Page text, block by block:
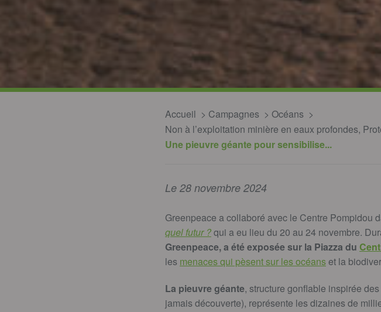
Accueil Campagnes
Océans
Non à l’exploitation minière en eaux profondes,
Une pieuvre géante pour sensibilise...
Le 28 novembre 2024
Greenpeace a collaboré avec le Centre Pompidou
quel futur ?qui a eu lieu du 20 au 24 novembre.
Greenpeace, a été exposée sur la Piazza du
les menaces qui pèsent sur les océanset la
La pieuvre géante, structure gonflable inspirée
jamais découverte), représente les dizaines de